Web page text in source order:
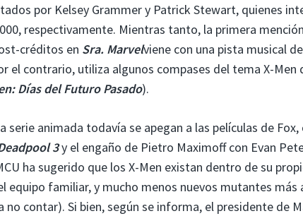
por Kelsey Grammer y Patrick Stewart, quienes
respectivamente. Mientras tanto, la primera
créditos en Sra. Marvelviene con una pista musical
el contrario, utiliza algunos compases del tema X-
Días del Futuro Pasado).
serie animada todavía se apegan a las películas de
3y el engaño de Pietro Maximoff con Evan
ha sugerido que los X-Men existan dentro de su
equipo familiar, y mucho menos nuevos mutantes más
contar). Si bien, según se informa, el presidente de